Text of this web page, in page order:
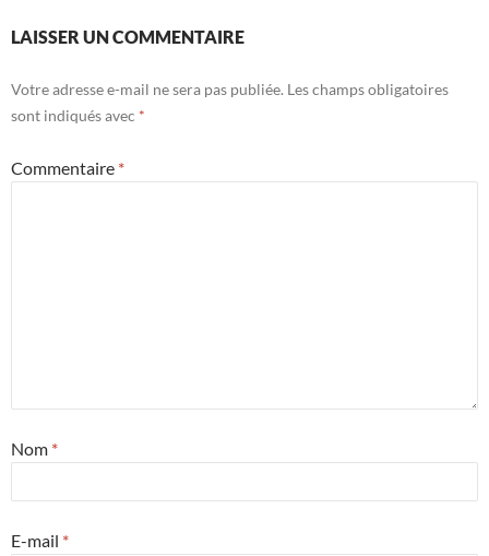
LAISSER UN COMMENTAIRE
Votre adresse e-mail ne sera pas publiée. Les champs obligatoires
sont indiqués avec *
Commentaire *
Nom *
E-mail *